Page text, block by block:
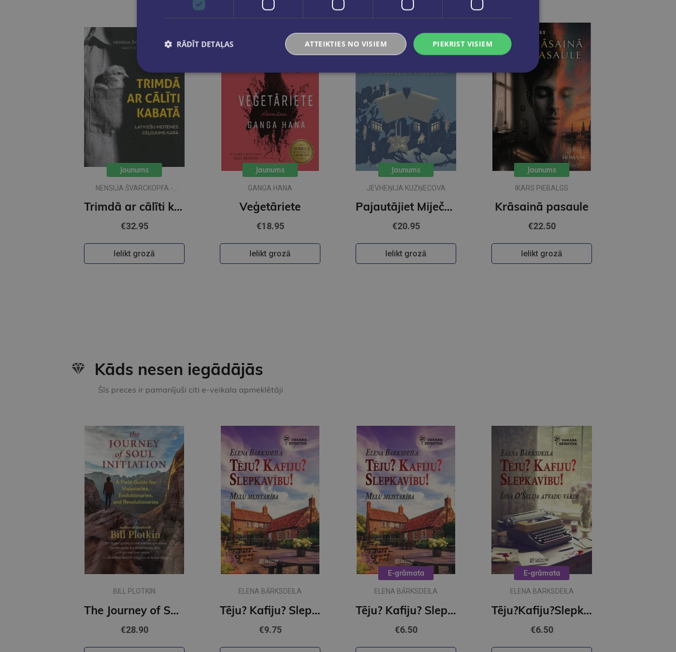
Jaunums
NENSIJA ŠVARCKOPFA -
Trimdā ar cālīti kabatā
€32.95
Ielikt grozā
Jaunums
GANGA HANA
Veģetāriete
€18.95
Ielikt grozā
Jaunums
JEVHEŅIJA KUZŅECOVA
Pajautājiet Miječkai
€20.95
Ielikt grozā
Jaunums
IKARS PIEBALGS
Krāsainā pasaule
€22.50
Ielikt grozā
Kāds nesen iegādājās
Šīs preces ir pamanījuši citi e-veikala apmeklētāji
BILL PLOTKIN
The Journey of Soul Initiation : A Field Guide for Visionaries, Revolutionaries, and Evolutionaries
€28.90
ELENA BĀRKSDEILA
Tēju? Kafiju? Slepkavību? Vakara detektīvs
€9.75
E-grāmata
ELENA BĀRKSDEILA
Tēju? Kafiju? Slepkavību! Melu meistarība (e-grāmata)
€6.50
E-grāmata
ELENA BARKSDEILA
Tēju?Kafiju?Slepkavību! Īena O Šelija atvadu vārdi (e-grāmata)
€6.50
PIEKRIST VISIEM
ATTEIKTIES NO VISIEM
RĀDĪT DETAĻAS